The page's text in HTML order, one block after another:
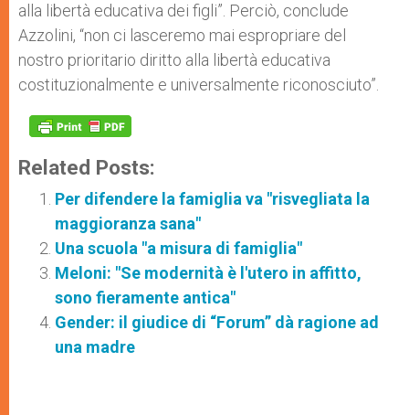
alla libertà educativa dei figli”. Perciò, conclude
Azzolini, “non ci lasceremo mai espropriare del
nostro prioritario diritto alla libertà educativa
costituzionalmente e universalmente riconosciuto”.
Related Posts:
Per difendere la famiglia va "risvegliata la
maggioranza sana"
Una scuola "a misura di famiglia"
Meloni: "Se modernità è l'utero in affitto,
sono fieramente antica"
Gender: il giudice di “Forum” dà ragione ad
una madre